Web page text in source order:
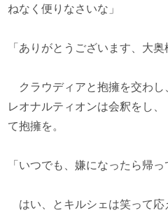
ねなく便りなさいな」
「ありがとうございます、大奥
クラウディアと抱擁を交わし
レオナルティオンは会釈をし
て抱擁を。
「いつでも、嫌になったら帰っ
はい、とキルシェは笑って応